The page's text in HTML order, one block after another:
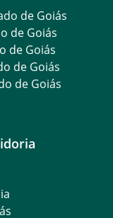
de Goiás
de Goiás
de Goiás
de Goiás
de Goiás